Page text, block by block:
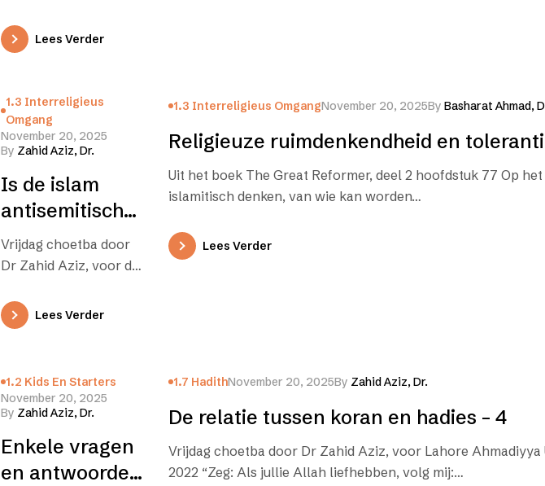
zeer edele visie dieeen
moslim dient te…
Lees Verder
1.3 Interreligieus
Omgang
November 20, 2025
By Zahid Aziz, Dr.
Is de islam
antisemitisch?
(1)
Vrijdag choetba door
Dr Zahid Aziz, voor de
1 december 2023
Tegenwoordig wordt
Lees Verder
1.3 Interreligieus OmgangNovember 20, 2025By Basharat Ahmad,
Religieuze ruimdenkendheid en
Uit het boek The Great Reformer, deel 2 hoofdstuk 77 Op
islamitisch denken, van wie kan worden…
Lees Verder
1.2 Kids En Starters
November 20, 2025
By Zahid Aziz, Dr.
Enkele vragen
en antwoorden
1.7 HadithNovember 20, 2025By Zahid Aziz, Dr.
De relatie tussen koran en hadies – 4
Vrijdag choetba door Dr Zahid Aziz, voor Lahore Ahmadiyya
2022 “Zeg: Als jullie Allah liefhebben, volg mij:…